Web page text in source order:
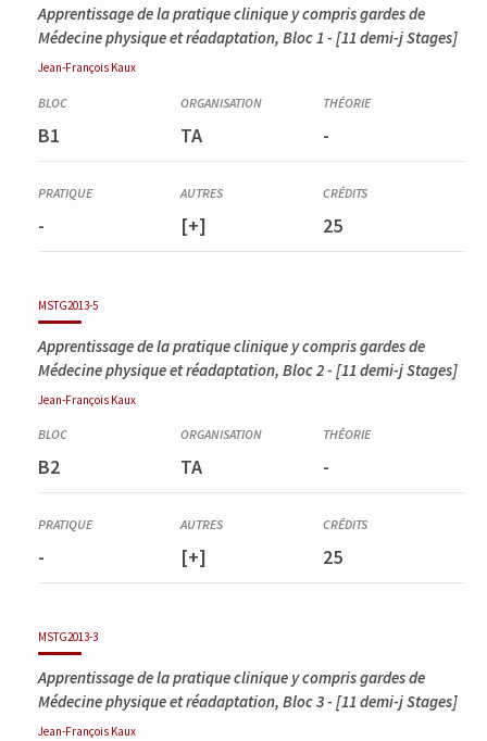
Apprentissage de la pratique clinique y compris gardes de
Médecine physique et réadaptation, Bloc 1 - [11 demi-j Stages]
Jean-François Kaux
B1 TA -
- [+] 25
MSTG2013-5
Apprentissage de la pratique clinique y compris gardes de
Médecine physique et réadaptation, Bloc 2- [11 demi-j Stages]
Jean-François Kaux
B2 TA -
- [+] 25
MSTG2013-3
Apprentissage de la pratique clinique y compris gardes de
Médecine physique et réadaptation, Bloc 3- [11 demi-j Stages]
Jean-François Kaux